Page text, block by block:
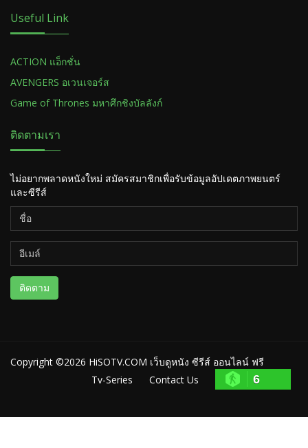
Useful Link
ACTION แอ็กชั่น
AVENGERS อเวนเจอร์ส
Game of Thrones มหาศึกชิงบัลลังก์
ติดตามเรา
ไม่อยากพลาดหนังใหม่ สมัครสมาชิกเพื่อรับข้อมูลอัปเดตภาพยนตร์
และซีรีส์
ติดตาม
Copyright ©2026 HiSOTV.COM เว็บดูหนัง ซีรีส์ ออนไลน์ ฟรี
Tv-Series
Contact Us 6